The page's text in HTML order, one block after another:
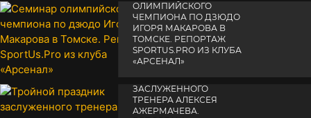
ОЛИМПИЙСКОГО
ЧЕМПИОНА ПО ДЗЮДО
ИГОРЯ МАКАРОВА В
ТОМСКЕ. РЕПОРТАЖ
SPORTUS.PRO ИЗ КЛУБА
«АРСЕНАЛ»
ЗАСЛУЖЕННОГО
ТРЕНЕРА АЛЕКСЕЯ
АЖЕРМАЧЕВА.